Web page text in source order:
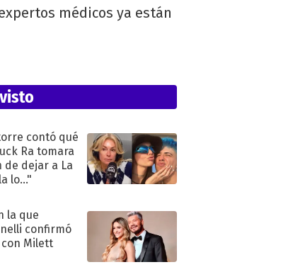
médicos ya están
contó qué
Ra tomara
de dejar a La
lo..."
la que
confirmó
Milett